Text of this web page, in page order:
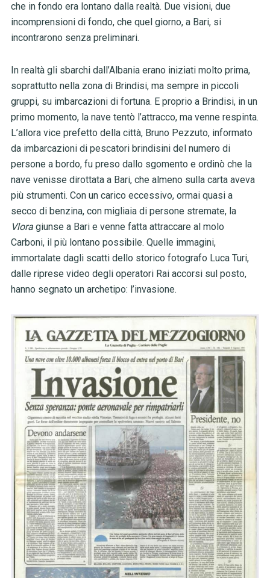
che in fondo era lontano dalla realtà. Due visioni, due
incomprensioni di fondo, che quel giorno, a Bari, si
incontrarono senza preliminari.
In realtà gli sbarchi dall’Albania erano iniziati molto prima,
soprattutto nella zona di Brindisi, ma sempre in piccoli
gruppi, su imbarcazioni di fortuna. E proprio a Brindisi, in un
primo momento, la nave tentò l’attracco, ma venne respinta.
L’allora vice prefetto della città, Bruno Pezzuto, informato
da imbarcazioni di pescatori brindisini del numero di
persone a bordo, fu preso dallo sgomento e ordinò che la
nave venisse dirottata a Bari, che almeno sulla carta aveva
più strumenti. Con un carico eccessivo, ormai quasi a
secco di benzina, con migliaia di persone stremate, la
Vloragiunse a Bari e venne fatta attraccare al molo
Carboni, il più lontano possibile. Quelle immagini,
immortalate dagli scatti dello storico fotografo Luca Turi,
dalle riprese video degli operatori Rai accorsi sul posto,
hanno segnato un archetipo: l’invasione.